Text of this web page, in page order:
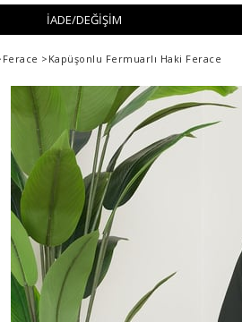
İADE/DEĞİŞİM
Ferace > Kapüşonlu Fermuarlı Haki Ferace